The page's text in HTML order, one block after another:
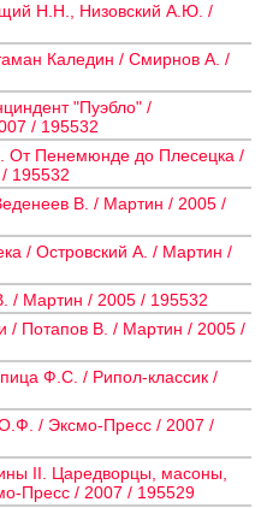
Н.Н., Низовский А.Ю. /
Каледин / Смирнов А. /
"Пуэбло" /
/ 195532
От Пенемюнде до Плесецка /
195532
В. / Мартин / 2005 /
/ Островский А. / Мартин /
/ Мартин / 2005 / 195532
/ Потапов В. / Мартин / 2005 /
Ф.С. / Рипол-классик /
/ Эксмо-Пресс / 2007 /
II. Царедворцы, масоны,
Пресс / 2007 / 195529